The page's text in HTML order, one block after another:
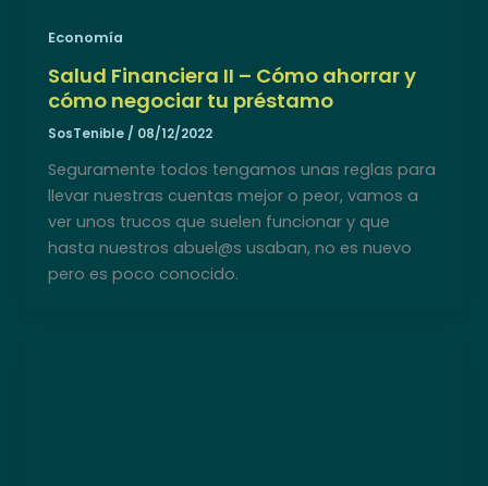
Economía
Salud Financiera II – Cómo ahorrar y
cómo negociar tu préstamo
SosTenible / 08/12/2022
Seguramente todos tengamos unas reglas para
llevar nuestras cuentas mejor o peor, vamos a
ver unos trucos que suelen funcionar y que
hasta nuestros abuel@s usaban, no es nuevo
pero es poco conocido.